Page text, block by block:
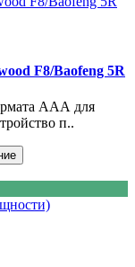
F8/Baofeng 5R
ААА для
п..